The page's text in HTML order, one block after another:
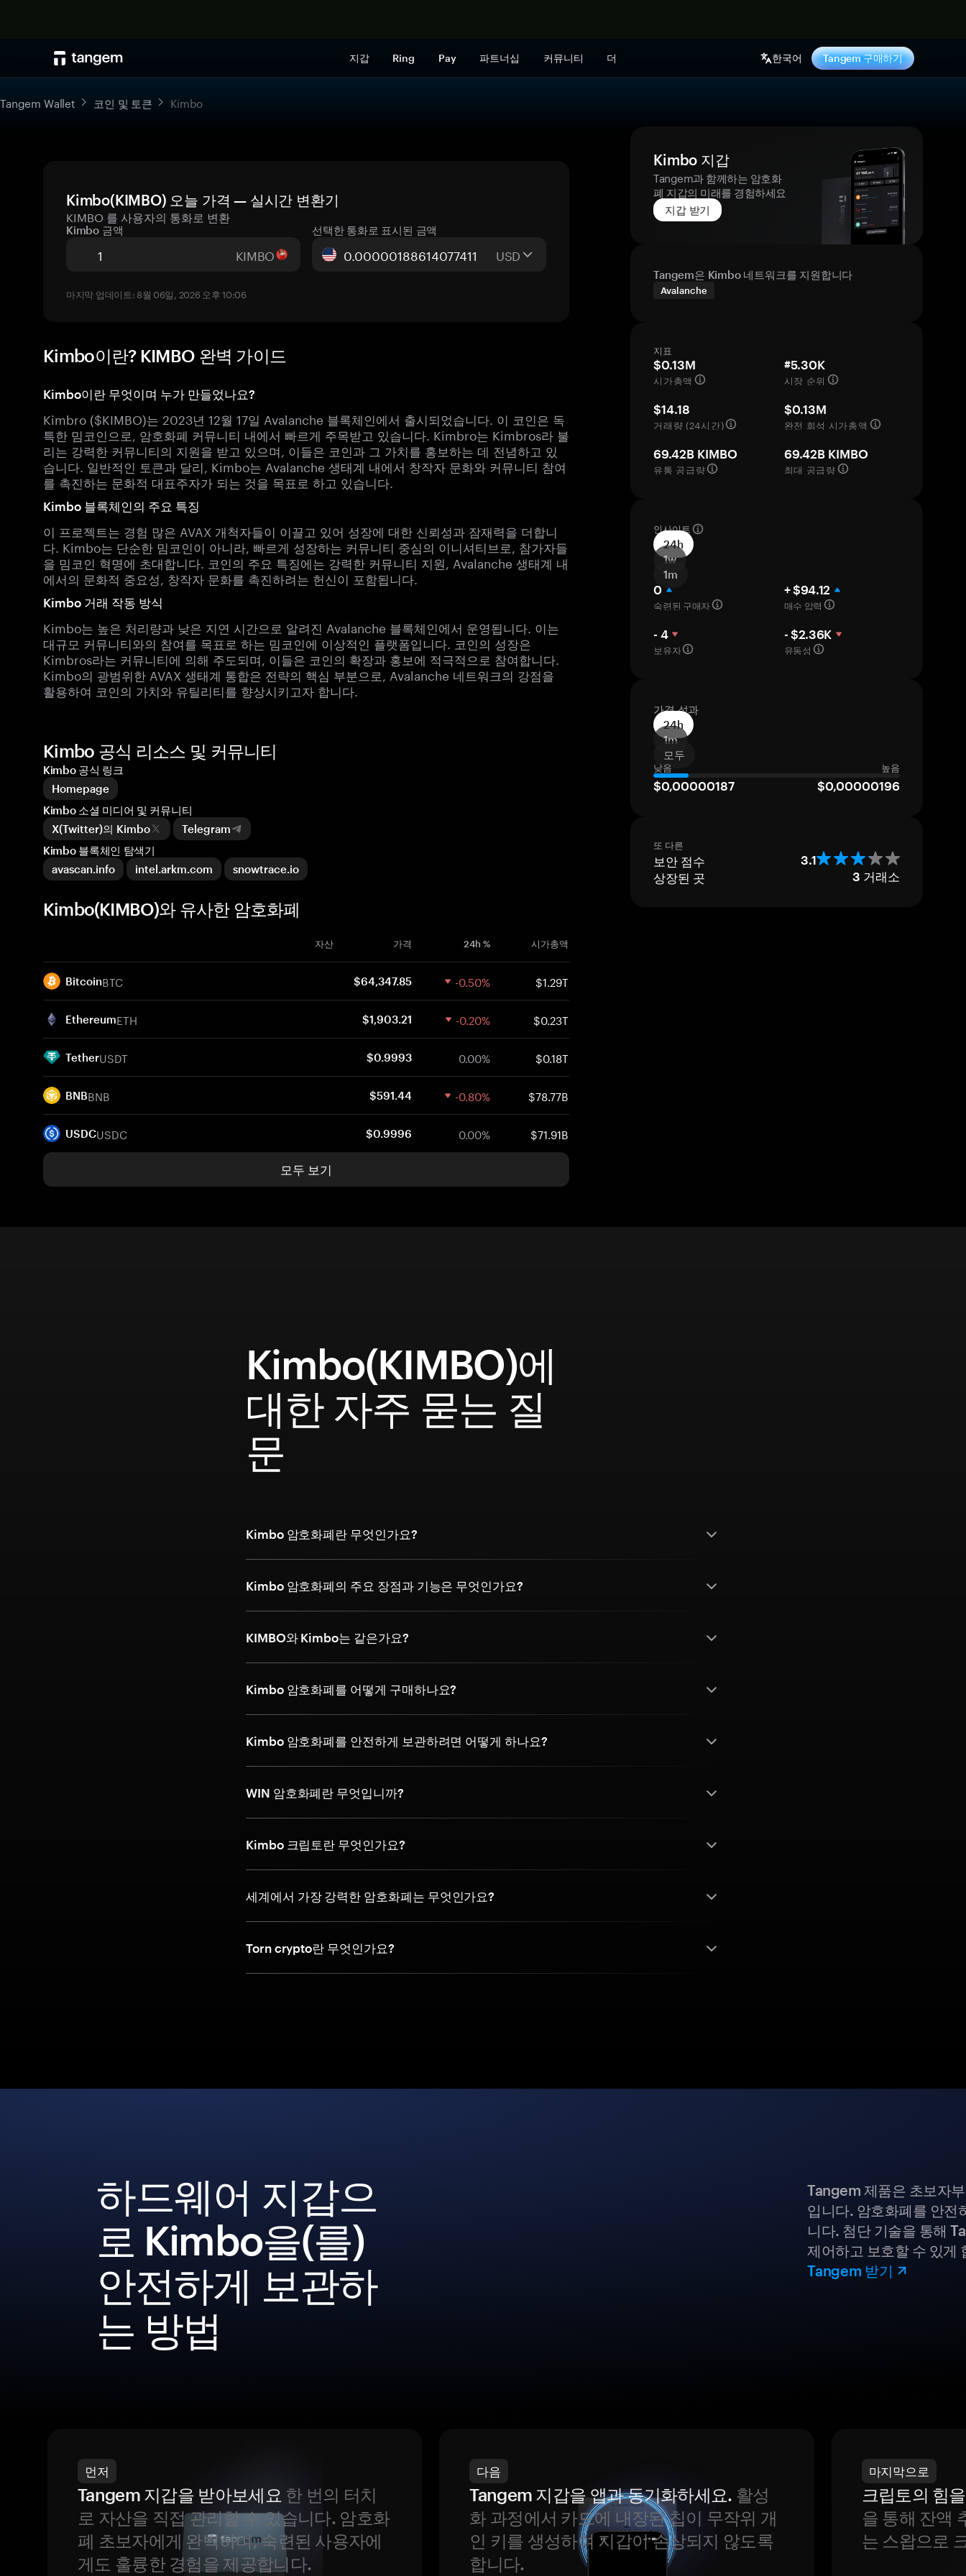
지갑 Ring Pay 파트너십 커뮤니티 더 한국어 Tangem 구매하기
Tangem Wallet 코인 및 토큰 Kimbo
Kimbo(KIMBO) 오늘 가격 — 실시간 변환기
KIMBO 를 사용자의 통화로 변환
Kimbo 금액
KIMBO
선택한 통화로 표시된 금액
USD
마지막 업데이트: 8월 06일, 2026 오후 10:06
Kimbo이란? KIMBO 완벽 가이드
Kimbo이란 무엇이며 누가 만들었나요?
Kimbro ($KIMBO)는 2023년 12월 17일 Avalanche 블록체인에서 출시되었습니다. 이 코인은 독
특한 밈코인으로, 암호화폐 커뮤니티 내에서 빠르게 주목받고 있습니다. Kimbro는 Kimbros라 불
리는 강력한 커뮤니티의 지원을 받고 있으며, 이들은 코인과 그 가치를 홍보하는 데 전념하고 있
습니다. 일반적인 토큰과 달리, Kimbo는 Avalanche 생태계 내에서 창작자 문화와 커뮤니티 참여
를 촉진하는 문화적 대표주자가 되는 것을 목표로 하고 있습니다.
Kimbo 블록체인의 주요 특징
이 프로젝트는 경험 많은 AVAX 개척자들이 이끌고 있어 성장에 대한 신뢰성과 잠재력을 더합니
다. Kimbo는 단순한 밈코인이 아니라, 빠르게 성장하는 커뮤니티 중심의 이니셔티브로, 참가자들
을 밈코인 혁명에 초대합니다. 코인의 주요 특징에는 강력한 커뮤니티 지원, Avalanche 생태계 내
에서의 문화적 중요성, 창작자 문화를 촉진하려는 헌신이 포함됩니다.
Kimbo 거래 작동 방식
Kimbo는 높은 처리량과 낮은 지연 시간으로 알려진 Avalanche 블록체인에서 운영됩니다. 이는
대규모 커뮤니티와의 참여를 목표로 하는 밈코인에 이상적인 플랫폼입니다. 코인의 성장은
Kimbros라는 커뮤니티에 의해 주도되며, 이들은 코인의 확장과 홍보에 적극적으로 참여합니다.
Kimbo의 광범위한 AVAX 생태계 통합은 전략의 핵심 부분으로, Avalanche 네트워크의 강점을
활용하여 코인의 가치와 유틸리티를 향상시키고자 합니다.
Kimbo 지갑
Tangem과 함께하는 암호화
폐 지갑의 미래를 경험하세요
지갑 받기
Tangem은 Kimbo 네트워크를 지원합니다
Avalanche
지표
$0.13M
시가총액
#5.30K
시장 순위
$14.18
거래량 (24시간)
$0.13M
완전 희석 시가총액
69.42B KIMBO
유통 공급량
69.42B KIMBO
최대 공급량
인사이트
24h
1w
1m
0
숙련된 구매자
+ $94.12
매수 압력
- 4
보유자
- $2.36K
유동성
가격 성과
24h
1m
모두
낮음 높음
$0,00000187 $0,00000196
또 다른
보안 점수 3.1
상장된 곳 3 거래소
Kimbo 공식 리소스 및 커뮤니티
Kimbo 공식 링크
Homepage
Kimbo 소셜 미디어 및 커뮤니티
X(Twitter)의 Kimbo
Telegram
Kimbo 블록체인 탐색기
avascan.info
intel.arkm.com snowtrace.io
Kimbo(KIMBO)와 유사한 암호화폐
자산 가격 24h % 시가총액
BitcoinBTC $64,347.85 -0.50% $1.29T
EthereumETH $1,903.21 -0.20% $0.23T
TetherUSDT $0.9993 0.00% $0.18T
BNBBNB $591.44 -0.80% $78.77B
USDCUSDC $0.9996 0.00% $71.91B
모두 보기
Kimbo(KIMBO)에
대한 자주 묻는 질
문
Kimbo 암호화폐란 무엇인가요?
Kimbo 암호화폐의 주요 장점과 기능은 무엇인가요?
KIMBO와 Kimbo는 같은가요?
Kimbo 암호화폐를 어떻게 구매하나요?
Kimbo 암호화폐를 안전하게 보관하려면 어떻게 하나요?
WIN 암호화폐란 무엇입니까?
Kimbo 크립토란 무엇인가요?
세계에서 가장 강력한 암호화폐는 무엇인가요?
Torn crypto란 무엇인가요?
하드웨어 지갑으
로 Kimbo을(를)
안전하게 보관하
는 방법
Tangem 제품은 초보자
입니다. 암호화폐를 안전
니다. 첨단 기술을 통해
제어하고 보호할 수 있게
Tangem 받기
먼저
Tangem 지갑을 받아보세요 한 번의 터치
로 자산을 직접 관리할 수 있습니다. 암호화
폐 초보자에게 완벽하며, 숙련된 사용자에
게도 훌륭한 경험을 제공합니다.
다음
Tangem 지갑을 앱과 동기화하세요. 활성
화 과정에서 카드에 내장된 칩이 무작위 개
인 키를 생성하여 지갑이 손상되지 않도록
합니다.
마지막으로
크립토의 힘
을 통해 잔액
는 스왑으로